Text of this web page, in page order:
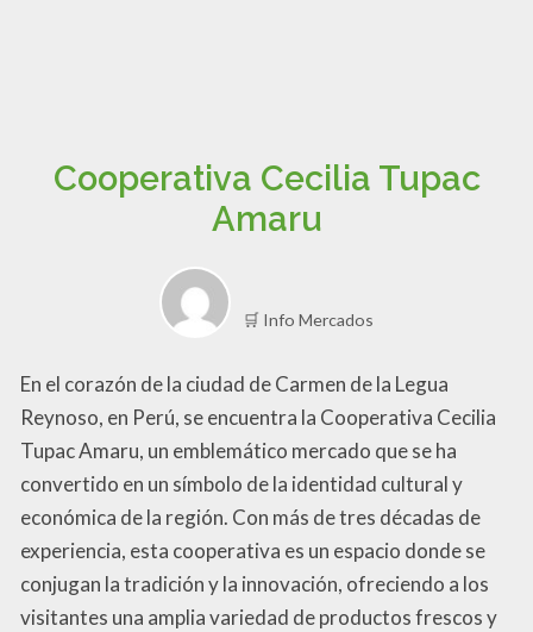
Cooperativa Cecilia Tupac
Amaru
🛒 Info Mercados
En el corazón de la ciudad de Carmen de la Legua
Reynoso, en Perú, se encuentra la Cooperativa Cecilia
Tupac Amaru, un emblemático mercado que se ha
convertido en un símbolo de la identidad cultural y
económica de la región. Con más de tres décadas de
experiencia, esta cooperativa es un espacio donde se
conjugan la tradición y la innovación, ofreciendo a los
visitantes una amplia variedad de productos frescos y